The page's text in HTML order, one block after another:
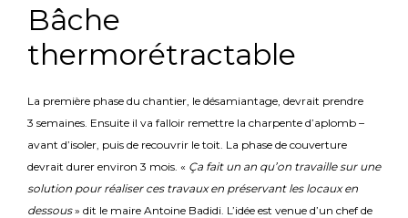
Bâche
thermorétractable
La première phase du chantier, le désamiantage, devrait prendre
3 semaines. Ensuite il va falloir remettre la charpente d’aplomb –
avant d’isoler, puis de recouvrir le toit. La phase de couverture
devrait durer environ 3 mois. « Ça fait un an qu’on travaille sur une
solution pour réaliser ces travaux en préservant les locaux en
dessous» dit le maire Antoine Badidi. L’idée est venue d’un chef de